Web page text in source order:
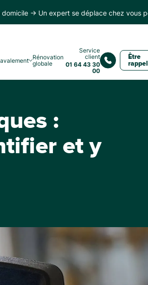
→ Un expert se déplace chez vous
Rénovation
globale
Service
client
01 64 43 30
00
Être
:
et y